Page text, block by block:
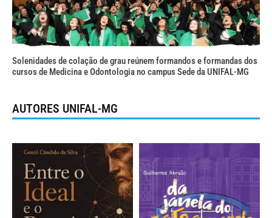
Solenidades de colação de grau reúnem formandos e formandas dos
cursos de Medicina e Odontologia no campus Sede da UNIFAL-MG
AUTORES UNIFAL-MG